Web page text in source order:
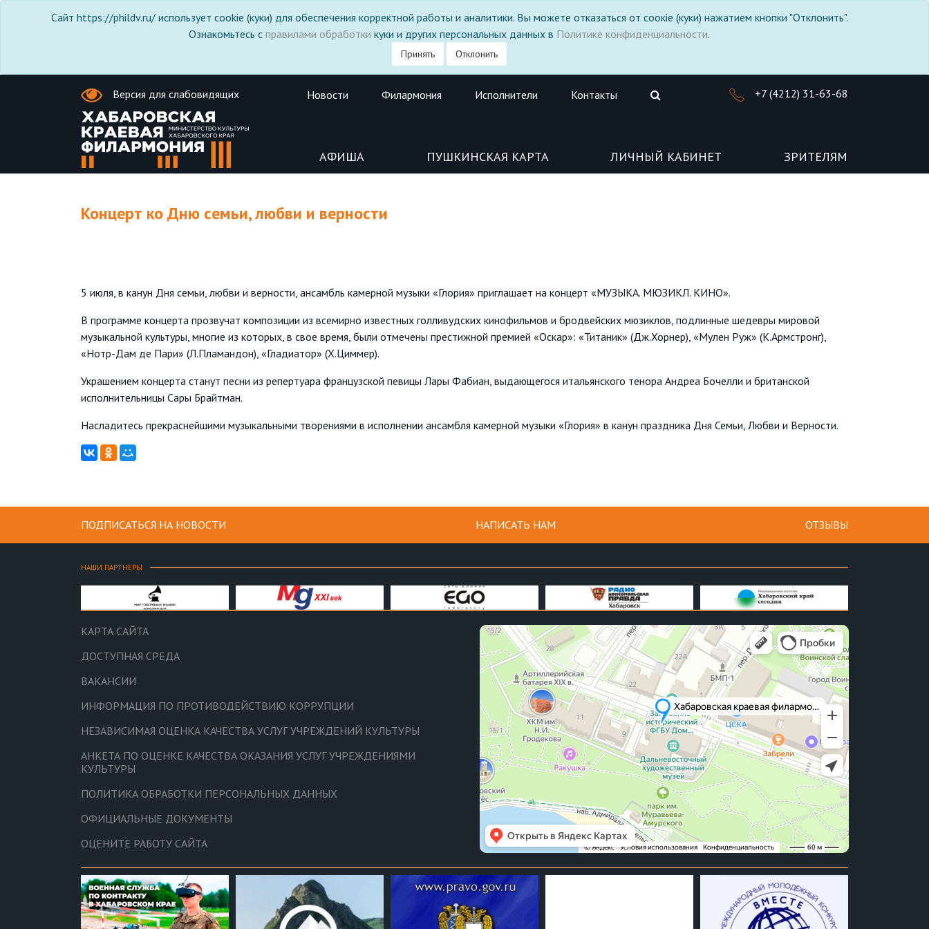
Сайт https://phildv.ru/ использует cookie (куки) для обеспечения корректной работы и аналитики. Вы можете отказаться от соокіе (куки) нажатием кнопки "Отклонить".
Ознакомьтесь с правилами обработки куки и других персональных данных в Политике конфиденциальности.
Принять Отклонить
Версия для слабовидящих Новости Филармония Исполнители Контакты +7 (4212) 31-63-68
АФИША ПУШКИНСКАЯ КАРТА ЛИЧНЫЙ КАБИНЕТ ЗРИТЕЛЯМ
Концерт ко Дню семьи, любви и верности
5 июля, в канун Дня семьи, любви и верности, ансамбль камерной музыки «Глория» приглашает на концерт «МУЗЫКА. МЮЗИКЛ. КИНО».
В программе концерта прозвучат композиции из всемирно известных голливудских кинофильмов и бродвейских мюзиклов, подлинные шедевры мировой
музыкальной культуры, многие из которых, в свое время, были отмечены престижной премией «Оскар»: «Титаник» (Дж.Хорнер), «Мулен Руж» (К.Армстронг),
«Нотр-Дам де Пари» (Л.Пламандон), «Гладиатор» (Х.Циммер).
Украшением концерта станут песни из репертуара французской певицы Лары Фабиан, выдающегося итальянского тенора Андреа Бочелли и британской
исполнительницы Сары Брайтман.
Насладитесь прекраснейшими музыкальными творениями в исполнении ансамбля камерной музыки «Глория» в канун праздника Дня Семьи, Любви и Верности.
ПОДПИСАТЬСЯ НА НОВОСТИ НАПИСАТЬ НАМ ОТЗЫВЫ
НАШИ ПАРТНЕРЫ
КАРТА САЙТА
ДОСТУПНАЯ СРЕДА
ВАКАНСИИ
ИНФОРМАЦИЯ ПО ПРОТИВОДЕЙСТВИЮ КОРРУПЦИИ
НЕЗАВИСИМАЯ ОЦЕНКА КАЧЕСТВА УСЛУГ УЧРЕЖДЕНИЙ КУЛЬТУРЫ
АНКЕТА ПО ОЦЕНКЕ КАЧЕСТВА ОКАЗАНИЯ УСЛУГ УЧРЕЖДЕНИЯМИ
КУЛЬТУРЫ
ПОЛИТИКА ОБРАБОТКИ ПЕРСОНАЛЬНЫХ ДАННЫХ
ОФИЦИАЛЬНЫЕ ДОКУМЕНТЫ
ОЦЕНИТЕ РАБОТУ САЙТА